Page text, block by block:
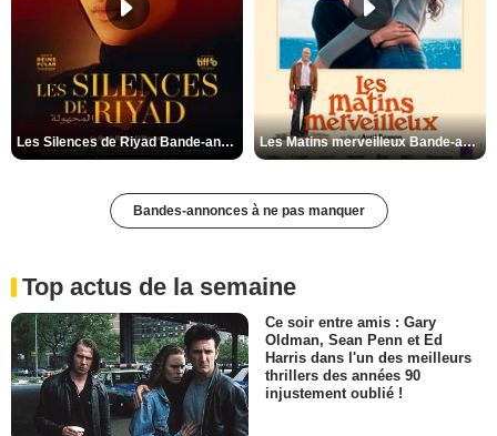
Les Silences de Riyad Bande-annonce VO STFR Les Matins merveilleux Bande-annonce VF
Bandes-annonces à ne pas manquer
Top actus de la semaine
Ce soir entre amis : Gary
Oldman, Sean Penn et Ed
Harris dans l'un des meilleurs
thrillers des années 90
injustement oublié !